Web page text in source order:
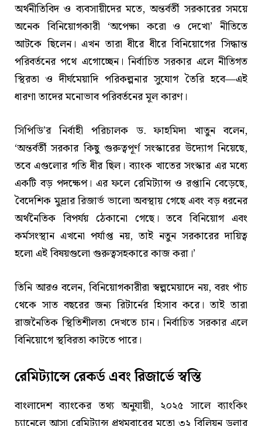
অর্থনীতিবিদ ও ব্যবসায়ীদের মতে, অন্তর্বর্তী সরকারের সময়ে
অনেক বিনিয়োগকারী ‘অপেক্ষা করো ও দেখো’ নীতিতে
আটকে ছিলেন। এখন তারা ধীরে ধীরে বিনিয়োগের সিদ্ধান্ত
পরিবর্তনের পথে এগোচ্ছেন। নির্বাচিত সরকার এলে নীতিগত
স্থিরতা ও দীর্ঘমেয়াদি পরিকল্পনার সুযোগ তৈরি হবে—এই
ধারণা তাদের মনোভাব পরিবর্তনের মূল কারণ।
সিপিডি’র নির্বাহী পরিচালক ড. ফাহমিদা খাতুন বলেন,
‘অন্তর্বর্তী সরকার কিছু গুরুত্বপূর্ণ সংস্কারের উদ্যোগ নিয়েছে,
তবে এগুলোর গতি ধীর ছিল। ব্যাংক খাতের সংস্কার এর মধ্যে
একটি বড় পদক্ষেপ। এর ফলে রেমিট্যান্স ও রপ্তানি বেড়েছে,
বৈদেশিক মুদ্রার রিজার্ভ ভালো অবস্থায় গেছে এবং বড় ধরনের
অর্থনৈতিক বিপর্যয় ঠেকানো গেছে। তবে বিনিয়োগ এবং
কর্মসংস্থান এখনো পর্যাপ্ত নয়, তাই নতুন সরকারের দায়িত্ব
হলো এই বিষয়গুলো গুরুত্বসহকারে কাজ করা।’
তিনি আরও বলেন, বিনিয়োগকারীরা স্বল্পমেয়াদে নয়, বরং পাঁচ
থেকে সাত বছরের জন্য রিটার্নের হিসাব করে। তাই তারা
রাজনৈতিক স্থিতিশীলতা দেখতে চান। নির্বাচিত সরকার এলে
বিনিয়োগে স্থবিরতা কাটতে পারে।
রেমিট্যান্সে রেকর্ড এবং রিজার্ভে স্বস্তি
বাংলাদেশ ব্যাংকের তথ্য অনুযায়ী, ২০২৫ সালে ব্যাংকিং